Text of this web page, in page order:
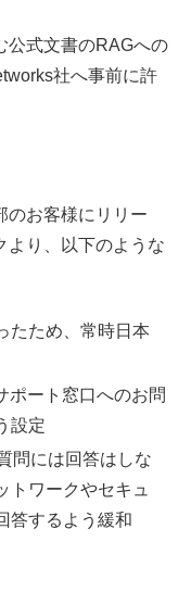
公式文書のRAGへの
社へ事前に許
のお客様にリリー
より、以下のような
たため、常時日本
ポート窓口へのお問
設定
問には回答はしな
トワークやセキュ
答するよう緩和